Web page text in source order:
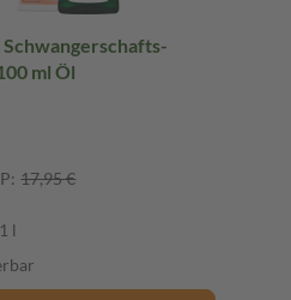
Schwangerschafts-
100 ml Öl
17,95 €
l